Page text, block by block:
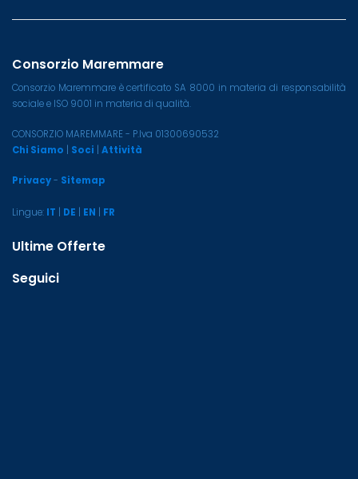
Consorzio Maremmare
Consorzio Maremmare è certificato SA 8000 in materia di responsabilità
sociale e ISO 9001 in materia di qualità.
CONSORZIO MAREMMARE - P.Iva 01300690532
Chi Siamo
Soci Attività
Privacy- Sitemap
Lingue: IT DE EN FR
Ultime Offerte
Seguici